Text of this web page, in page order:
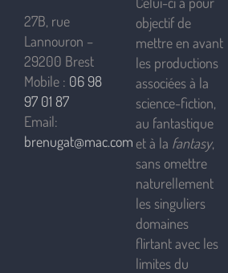
27B, rue
Lannouron –
29200 Brest
Mobile : 06 98
97 01 87
Email:
brenugat@mac.com
objectif de
mettre en avant
les productions
associées à la
science-fiction,
au fantastique
et à la fantasy,
sans omettre
naturellement
les singuliers
domaines
flirtant avec les
limites du